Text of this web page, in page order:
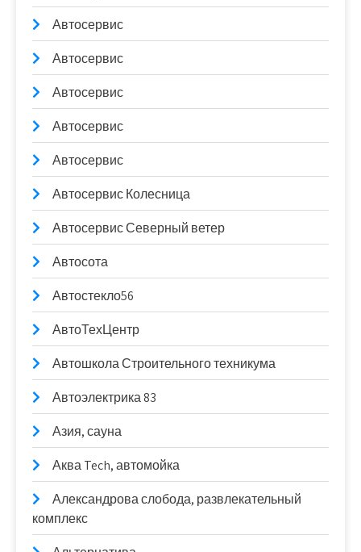
Автосервис
Автосервис
Автосервис
Автосервис
Автосервис
Автосервис Колесница
Автосервис Северный ветер
Автосота
Автостекло56
АвтоТехЦентр
Автошкола Строительного техникума
Автоэлектрика 83
Азия, сауна
Аква Tech, автомойка
Александрова слобода, развлекательный
комплекс